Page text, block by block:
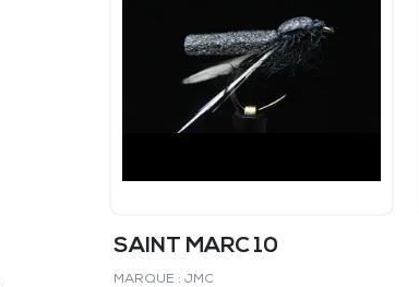
SAINT MARC 10
MARQUE : JMC